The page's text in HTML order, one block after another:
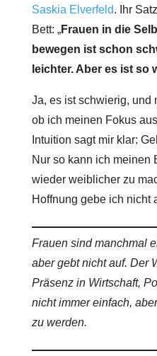
Saskia Elverfeld. Ihr
Bett: „Frauen in die
bewegen ist schon
leichter. Aber es ist so
Ja, es ist schwierig, und
ob ich meinen Fokus
Intuition sagt mir klar:
Nur so kann ich meinen
wieder weiblicher zu
Hoffnung gebe ich nicht
Frauen sind manchmal
aber gebt nicht auf. Der
Präsenz in Wirtschaft,
nicht immer einfach,
zu werden.